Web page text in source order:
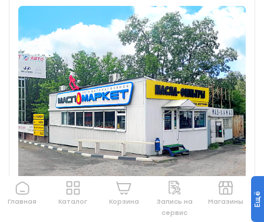
Главная Каталог Корзина
Запись на
сервис
Магазины Ещё